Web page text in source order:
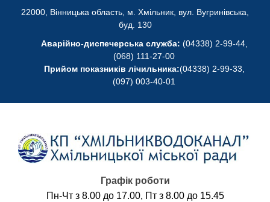
22000, Вінницька область, м. Хмільник, вул. Вугринівська,
буд. 130
Аварійно-диспечерська служба: (04338) 2-99-44,
(068) 111-27-00
Прийом показників лічильника:(04338) 2-99-33,
(097) 003-40-01
Графік роботи
Пн-Чт з 8.00 до 17.00, Пт з 8.00 до 15.45